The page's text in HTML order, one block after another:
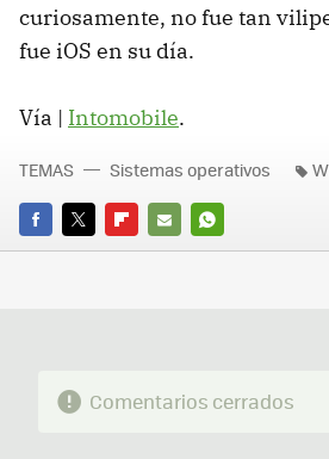
curiosamente, no fue tan
fue iOS en su día.
Vía | Intomobile.
FACEBOOK
TWITTERFLIPBOARD
E-
WHATSAPP
TEMAS Sistemas operativos
Comentarios cerrados